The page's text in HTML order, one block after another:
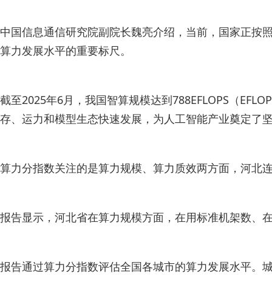
中国信息通信研究院副院长魏亮介绍，当前，国家正按
算力发展水平的重要标尺。
截至2025年6月，我国智算规模达到788EFLOPS（
存、运力和模型生态快速发展，为人工智能产业奠定了
算力分指数关注的是算力规模、算力质效两方面，河北
报告显示，河北省在算力规模方面，在用标准机架数、
报告通过算力分指数评估全国各城市的算力发展水平。